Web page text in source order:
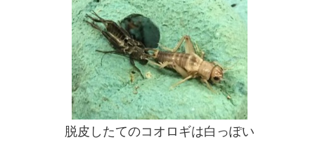
脱皮したてのコオロギは白っぽい